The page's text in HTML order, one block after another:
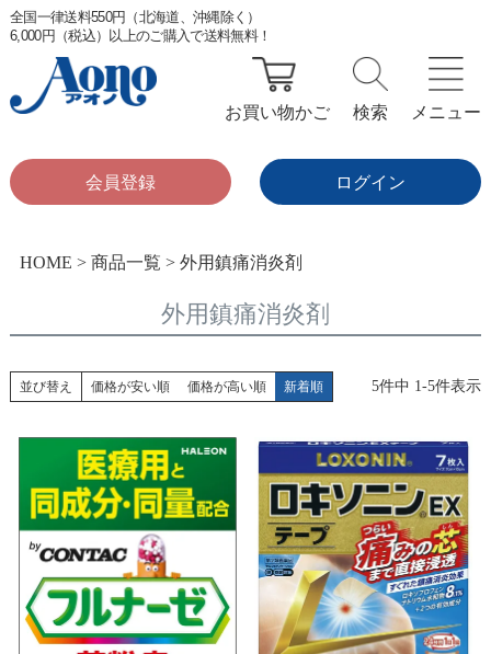
全国一律送料550円（北海道、沖縄除く）
6,000円（税込）以上のご購入で送料無料！
お買い物かご 検索 メニュー
会員登録 ログイン
HOME 商品一覧 外用鎮痛消炎剤
外用鎮痛消炎剤
並び替え 価格が安い順 価格が高い順 新着順 5件中 1-5件表示